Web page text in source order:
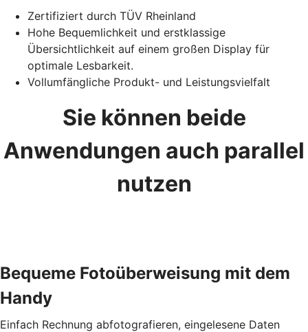
Zertifiziert durch TÜV Rheinland
Hohe Bequemlichkeit und erstklassige
Übersichtlichkeit auf einem großen Display für
optimale Lesbarkeit.
Vollumfängliche Produkt- und Leistungsvielfalt
Sie können beide
Anwendungen auch parallel
nutzen
Bequeme Fotoüberweisung mit dem
Handy
Einfach Rechnung abfotografieren, eingelesene Daten